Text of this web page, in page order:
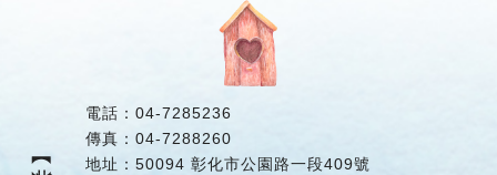
電話： 04-7285236
傳真： 04-7288260
地址： 50094 彰化市公園路一段409號